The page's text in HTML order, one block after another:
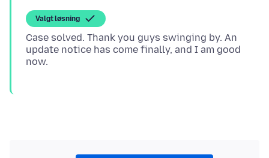
Valgt løsning
Case solved. Thank you guys swinging by. An
update notice has come finally, and I am good